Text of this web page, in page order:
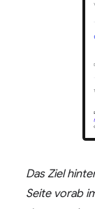
Das Ziel
Seite vorab